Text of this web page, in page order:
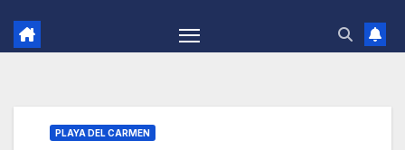
PLAYA DEL CARMEN